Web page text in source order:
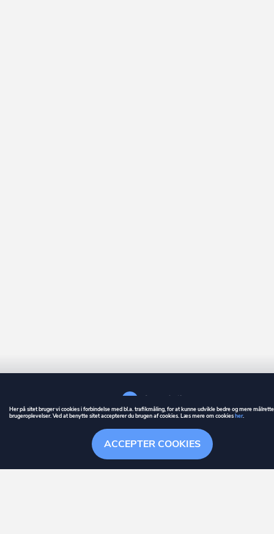
Søgehistorik Menu
GUIDE BETINGELSER
er et registreret varemærke tilhørende ownr ApS – CVR nr.: 36 40 88
Stationsparken 26. 2., 2600 Glostrup, info@ownr.dk
ACCEPTER COOKIES
Her på sitet bruger vi cookies i forbindelse med bl.a. trafikmåling, for at kunne udvikle bedre og mere
brugeroplevelser. Ved at benytte sitet accepterer du brugen af cookies. Læs mere om cookiesher.